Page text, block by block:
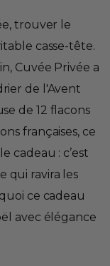
trouver le
casse-tête.
Cuvée Privée a
de l'Avent
de 12 flacons
françaises, ce
cadeau : c’est
qui ravira les
ce cadeau
avec élégance